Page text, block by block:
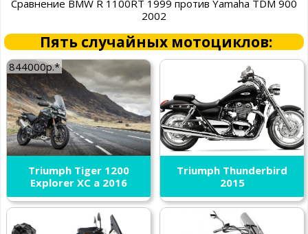
Сравнение BMW R 1100RT 1999 против Yamaha TDM 900
2002
Пять случайных мотоциклов:
844000р.*
Triumph Tiger 1200
Explorer XC a 2016
Triumph Thunderbird
2015